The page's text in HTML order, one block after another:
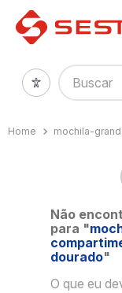
Buscar
mochila-
Não
para "
dourado"
O que eu